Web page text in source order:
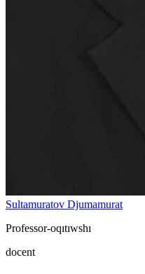
Sultamuratov Djumamurat
Professor-oqıtıwshı
docent